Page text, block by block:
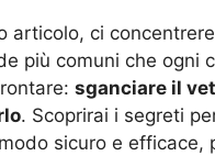
articolo, ci
più comuni che ogni
sganciare il
. Scoprirai i segreti
sicuro e efficace,